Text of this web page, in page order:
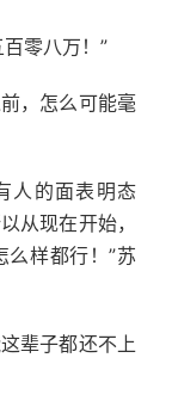
零八万！”
，怎么可能毫
人的面表明态
从现在开始，
样都行！”苏
辈子都还不上